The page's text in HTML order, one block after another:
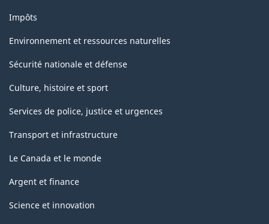
Impôts
Environnement et ressources naturelles
Sécurité nationale et défense
Culture, histoire et sport
Services de police, justice et urgences
Transport et infrastructure
Le Canada et le monde
Argent et finance
Science et innovation